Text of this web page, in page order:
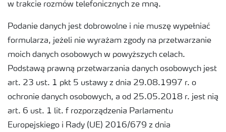
w trakcie rozmów telefonicznych ze mną.
Podanie danych jest dobrowolne i nie muszę wypełniać
formularza, jeżeli nie wyrażam zgody na przetwarzanie
moich danych osobowych w powyższych celach.
Podstawą prawną przetwarzania danych osobowych jest
art. 23 ust. 1 pkt 5 ustawy z dnia 29.08.1997 r. o
ochronie danych osobowych, a od 25.05.2018 r. jest nią
art. 6 ust. 1 lit. f rozporządzenia Parlamentu
Europejskiego i Rady (UE) 2016/679 z dnia